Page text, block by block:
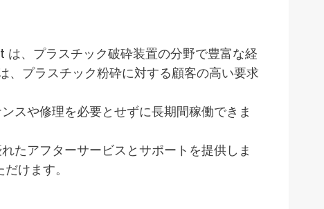
、プラスチック破砕装置の分野で豊富な経
、プラスチック粉砕に対する顧客の高い要求
スや修理を必要とせずに長期間稼働できま
たアフターサービスとサポートを提供しま
けます。